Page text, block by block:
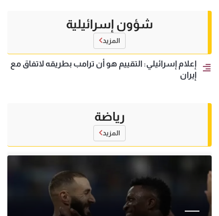
شؤون إسرائيلية
المزيد
إعلام إسرائيلي: التقييم هو أن ترامب بطريقه لاتفاق مع
إيران
رياضة
المزيد